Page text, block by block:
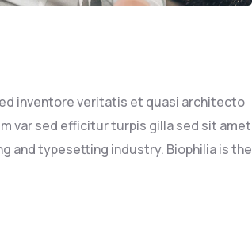
inventore veritatis et quasi architecto
var sed efficitur turpis gilla sed sit amet
and typesetting industry. Biophilia is the